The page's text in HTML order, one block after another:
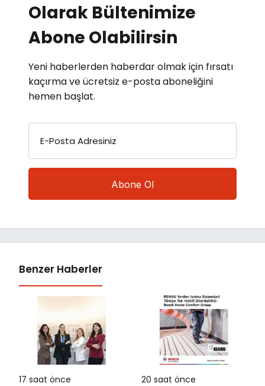
Olarak Bültenimize
Abone Olabilirsin
Yeni haberlerden haberdar olmak için fırsatı
kaçırma ve ücretsiz e-posta aboneliğini
hemen başlat.
E-Posta Adresiniz
Benzer Haberler
17 saat önce 20 saat önce